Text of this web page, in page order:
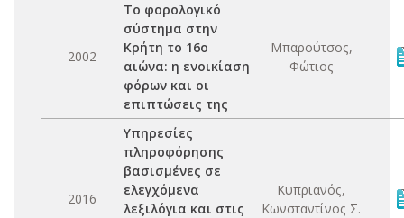
2002
Το φορολογικό
σύστημα στην
Κρήτη το 16ο
αιώνα: η ενοικίαση
φόρων και οι
επιπτώσεις της
Μπαρούτσος,
Φώτιος
2016
Υπηρεσίες
πληροφόρησης
βασισμένες σε
ελεγχόμενα
λεξιλόγια και στις
Κυπριανός,
Κωνσταντίνος Σ.